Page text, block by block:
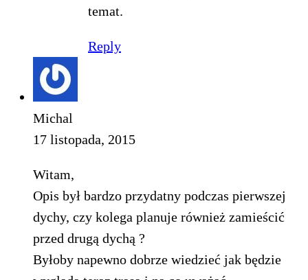
temat.
Reply
Michal
17 listopada, 2015
Witam,
Opis był bardzo przydatny podczas pierwszej
dychy, czy kolega planuje również zamieścić
przed drugą dychą ?
Byłoby napewno dobrze wiedzieć jak będzie